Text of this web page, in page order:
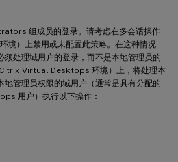
组成员的登录。请考虑在多会话操作
境）上禁用或未配置此策略。在这种情况
处理域用户的登录，而不是本地管理员的
Virtual Desktops 环境）上，将处理本
地管理员权限的域用户（通常是具有分配的
用户）执行以下操作：